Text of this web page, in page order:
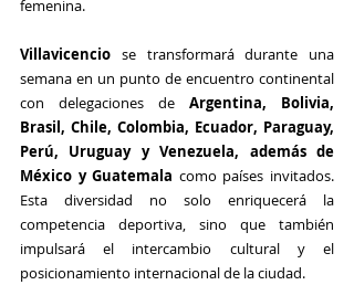
femenina.
Villavicencio se transformará durante una
semana en un punto de encuentro continental
con delegaciones de Argentina, Bolivia,
Brasil, Chile, Colombia, Ecuador, Paraguay,
Perú, Uruguay y Venezuela, además de
México y Guatemala como países invitados.
Esta diversidad no solo enriquecerá la
competencia deportiva, sino que también
impulsará el intercambio cultural y el
posicionamiento internacional de la ciudad.